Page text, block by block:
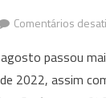
Comentários
passou
2022, assim